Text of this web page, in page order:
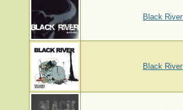
Black River
Black River